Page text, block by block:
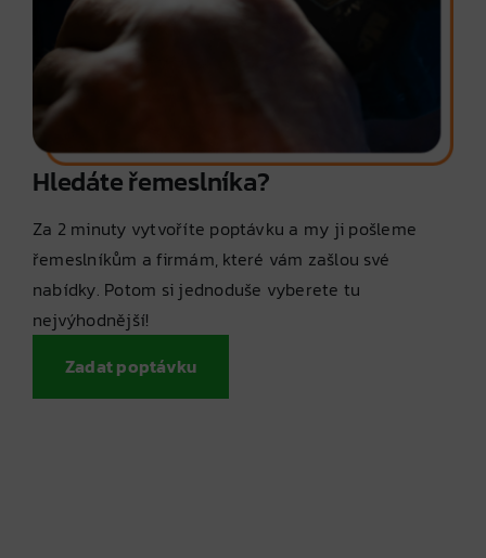
Hledáte řemeslníka?
Za 2 minuty vytvoříte poptávku a my ji pošleme
řemeslníkům a firmám, které vám zašlou své
nabídky. Potom si jednoduše vyberete tu
nejvýhodnější!
Zadat poptávku